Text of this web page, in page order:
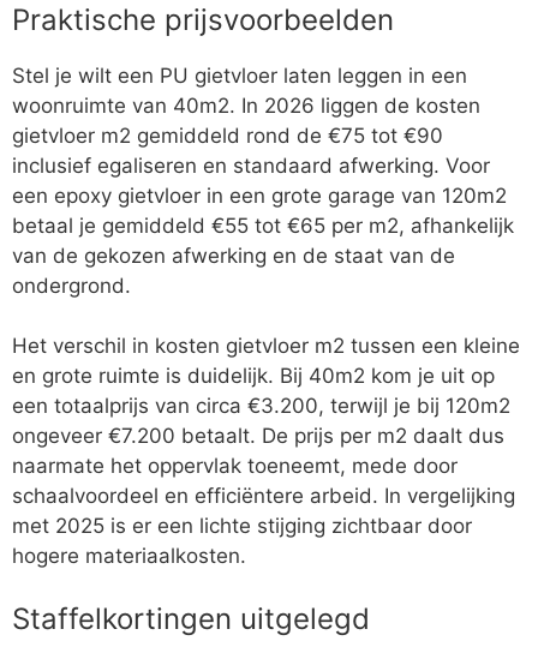
Praktische prijsvoorbeelden
Stel je wilt een PU gietvloer laten leggen in een
woonruimte van 40m2. In 2026 liggen de kosten
gietvloer m2 gemiddeld rond de €75 tot €90
inclusief egaliseren en standaard afwerking. Voor
een epoxy gietvloer in een grote garage van 120m2
betaal je gemiddeld €55 tot €65 per m2, afhankelijk
van de gekozen afwerking en de staat van de
ondergrond.
Het verschil in kosten gietvloer m2 tussen een kleine
en grote ruimte is duidelijk. Bij 40m2 kom je uit op
een totaalprijs van circa €3.200, terwijl je bij 120m2
ongeveer €7.200 betaalt. De prijs per m2 daalt dus
naarmate het oppervlak toeneemt, mede door
schaalvoordeel en efficiëntere arbeid. In vergelijking
met 2025 is er een lichte stijging zichtbaar door
hogere materiaalkosten.
Staffelkortingen uitgelegd